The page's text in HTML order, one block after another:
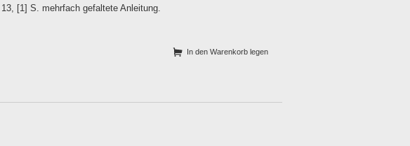
[1] S. mehrfach gefaltete Anleitung.
In den Warenkorb legen